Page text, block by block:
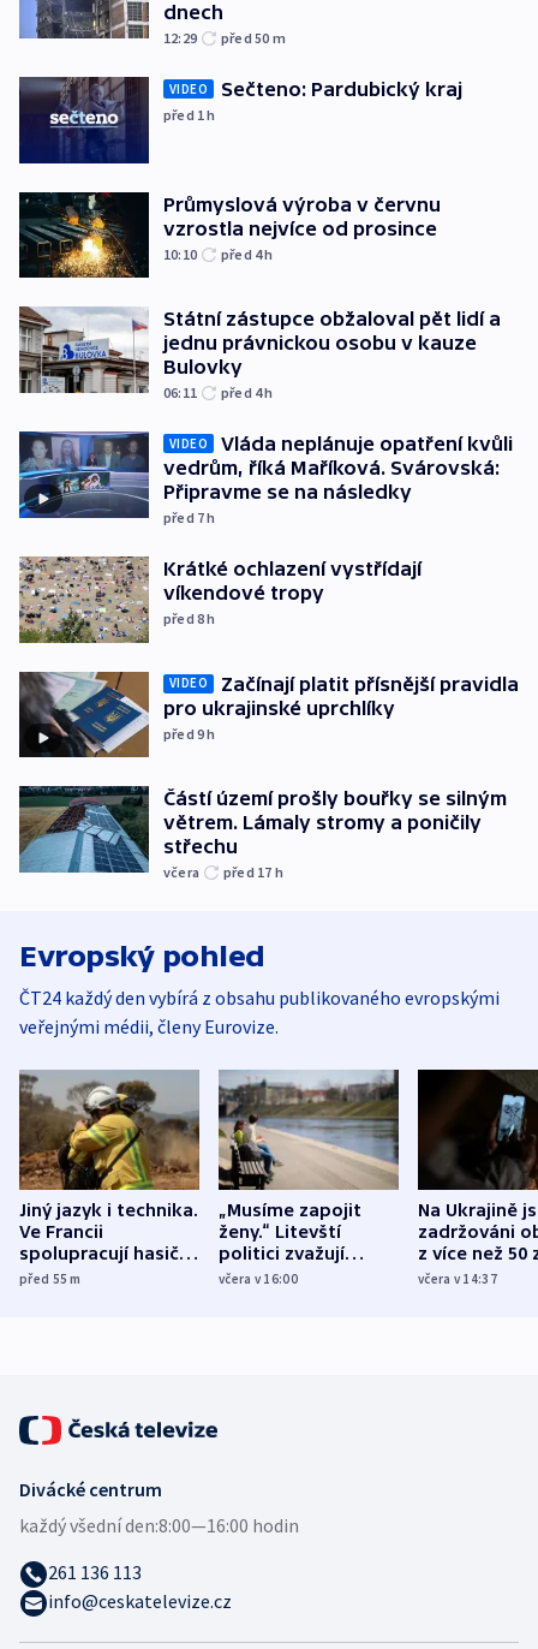
dnech
12:29 před 50 m
VIDEO Sečteno: Pardubický kraj
před 1h
Průmyslová výroba v červnu
vzrostla nejvíce od prosince
10:10 před 4h
Státní zástupce obžaloval pět lidí a
jednu právnickou osobu v kauze
Bulovky
06:11 před 4h
VIDEO
Vláda neplánuje opatření kvůli
vedrům, říká Maříková. Svárovská:
Připravme se na následky
před 7h
Krátké ochlazení vystřídají
víkendové tropy
před 8h
VIDEO
Začínají platit přísnější pravidla
pro ukrajinské uprchlíky
před 9h
Částí území prošly bouřky se silným
větrem. Lámaly stromy a poničily
střechu
včera před 17 h
Evropský pohled
ČT24 každý den vybírá z obsahu publikovaného evropskými
veřejnými médii, členy Eurovize.
Jiný jazyk i technika.
Ve Francii
spolupracují hasiči z
různých zemí
před 55m
„Musíme zapojit
ženy.“ Litevští
politici zvažují
dohodu o
včera v 16:00
Na Ukrajině
zadržováni
z více než 50
Bojovali na
včera v 14:37
Divácké centrum
každý všední den:8:00—16:00 hodin
261 136 113
info@ceskatelevize.cz